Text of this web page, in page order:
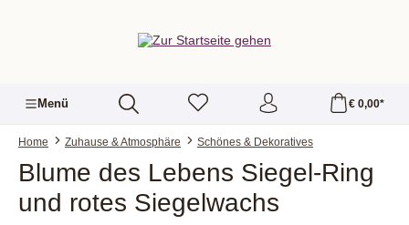
Menü € 0,00*
Home Zuhause & Atmosphäre Schönes & Dekoratives
Blume des Lebens Siegel-Ring
und rotes Siegelwachs